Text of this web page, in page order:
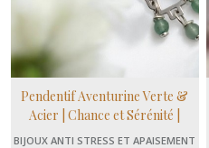
Pendentif Aventurine Verte &
Acier | Chance et Sérénité |
Domidora
BIJOUX ANTI STRESS ET APAISEMENT